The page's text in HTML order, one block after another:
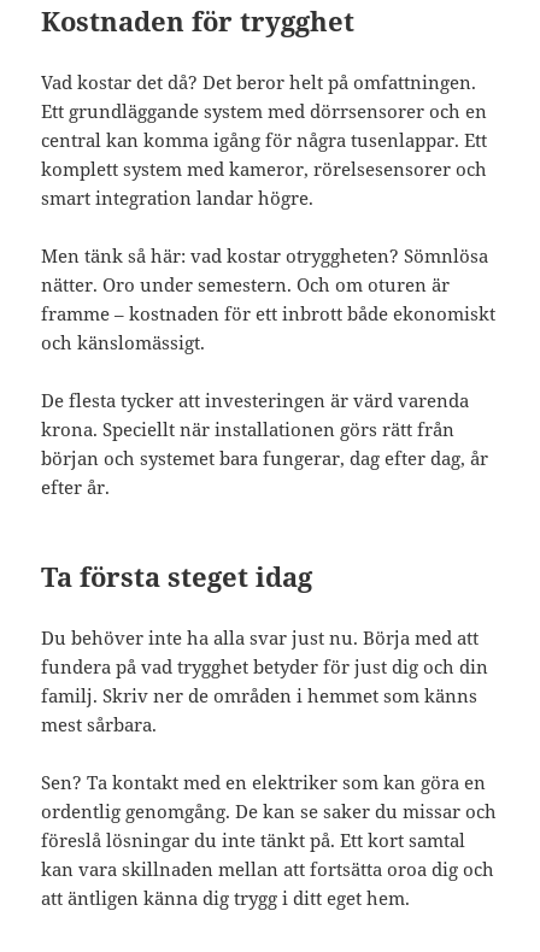
Kostnaden för trygghet
Vad kostar det då? Det beror helt på omfattningen.
Ett grundläggande system med dörrsensorer och en
central kan komma igång för några tusenlappar. Ett
komplett system med kameror, rörelsesensorer och
smart integration landar högre.
Men tänk så här: vad kostar otryggheten? Sömnlösa
nätter. Oro under semestern. Och om oturen är
framme – kostnaden för ett inbrott både ekonomiskt
och känslomässigt.
De flesta tycker att investeringen är värd varenda
krona. Speciellt när installationen görs rätt från
början och systemet bara fungerar, dag efter dag, år
efter år.
Ta första steget idag
Du behöver inte ha alla svar just nu. Börja med att
fundera på vad trygghet betyder för just dig och din
familj. Skriv ner de områden i hemmet som känns
mest sårbara.
Sen? Ta kontakt med en elektriker som kan göra en
ordentlig genomgång. De kan se saker du missar och
föreslå lösningar du inte tänkt på. Ett kort samtal
kan vara skillnaden mellan att fortsätta oroa dig och
att äntligen känna dig trygg i ditt eget hem.